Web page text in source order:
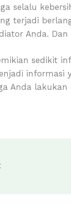
selalu
terjadi
Anda.
sedikit
informasi
Anda